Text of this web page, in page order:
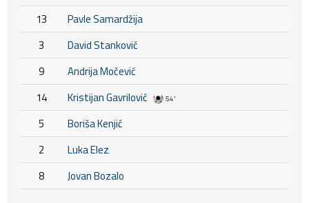
13
Pavle Samardžija
3
David Stanković
9
Andrija Močević
14
Kristijan Gavrilović 54'
5
Boriša Kenjić
2
Luka Elez
8
Jovan Bozalo